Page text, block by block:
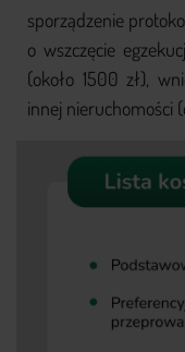
sporządzenie
o wszczęcie
(około 1500 zł),
innej nieruchomości